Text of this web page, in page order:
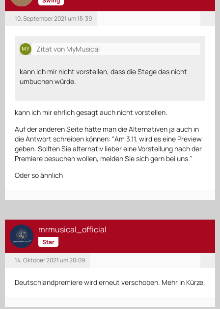
10. September 2021 um 15:39
Zitat von MyMusical
kann ich mir nicht vorstellen, dass die Stage das nicht
umbuchen würde.
kann ich mir ehrlich gesagt auch nicht vorstellen.
Auf der anderen Seite hätte man die Alternativen ja auch in
die Antwort schreiben können: "Am 3.11. wird es eine Preview
geben. Sollten Sie alternativ lieber eine Vorstellung nach der
Premiere besuchen wollen, melden Sie sich gern bei uns."
Oder so ähnlich
mrmusical_official
Star
14. Oktober 2021 um 20:09
Deutschlandpremiere wird erneut verschoben. Mehr in Kürze.